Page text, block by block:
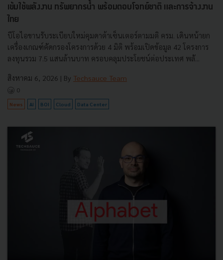
เข้มใช้พลังงาน ทรัพยากรน้ำ พร้อมตอบโจทย์ชาติ และการจ้างงาน
ไทย
บีโอไอขานรับระเบียบใหม่คุมดาต้าเซ็นเตอร์ตามมติ ครม. เดินหน้ายก
เครื่องเกณฑ์คัดกรองโครงการด้วย 4 มิติ พร้อมเปิดข้อมูล 42 โครงการ
ลงทุนรวม 7.5 แสนล้านบาท ครอบคลุมประโยชน์ต่อประเทศ พลั...
สิงหาคม 6, 2026 | By Techsauce Team
0
News AI BOI Cloud Data Center